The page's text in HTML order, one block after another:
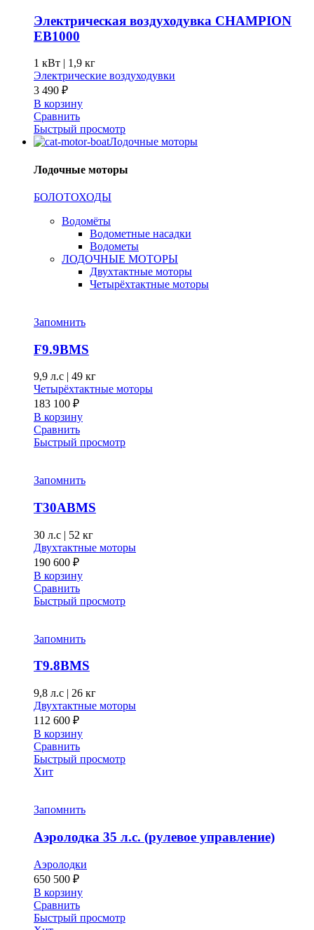
Электрическая воздуходувка CHAMPION
EB1000
1 кВт | 1,9 кг
Электрические воздуходувки
3 490 ₽
В корзину
Сравнить
Быстрый просмотр
Лодочные моторы
Лодочные моторы
БОЛОТОХОДЫ
Водомёты
Водометные насадки
Водометы
ЛОДОЧНЫЕ МОТОРЫ
Двухтактные моторы
Четырёхтактные моторы
Запомнить
F9.9BMS
9,9 л.с | 49 кг
Четырёхтактные моторы
183 100 ₽
В корзину
Сравнить
Быстрый просмотр
Запомнить
T30ABMS
30 л.с | 52 кг
Двухтактные моторы
190 600 ₽
В корзину
Сравнить
Быстрый просмотр
Запомнить
T9.8BMS
9,8 л.с | 26 кг
Двухтактные моторы
112 600 ₽
В корзину
Сравнить
Быстрый просмотр
Хит
Запомнить
Аэролодка 35 л.с. (рулевое управление)
Аэролодки
650 500 ₽
В корзину
Сравнить
Быстрый просмотр